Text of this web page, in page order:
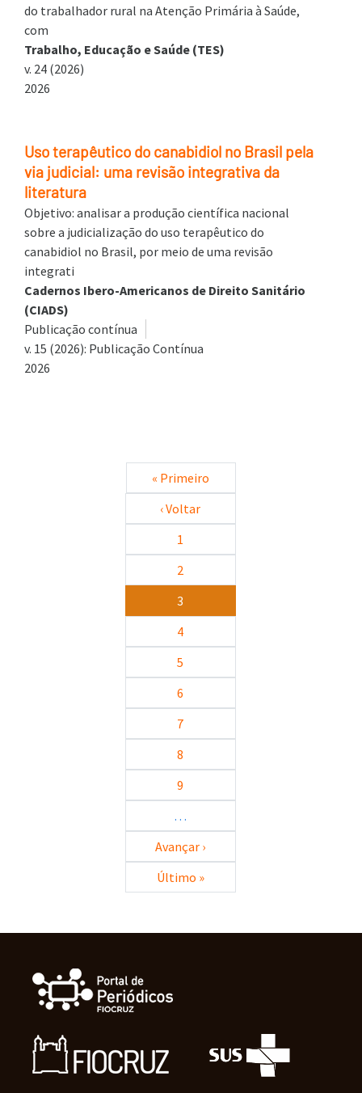
do trabalhador rural na Atenção Primária à Saúde,
com
Trabalho, Educação e Saúde (TES)
v. 24 (2026)
2026
Uso terapêutico do canabidiol no Brasil pela
via judicial: uma revisão integrativa da
literatura
Objetivo: analisar a produção científica nacional
sobre a judicialização do uso terapêutico do
canabidiol no Brasil, por meio de uma revisão
integrati
Cadernos Ibero-Americanos de Direito Sanitário
(CIADS)
Publicação contínua
v. 15 (2026): Publicação Contínua
2026
« Primeiro
‹ VoltarPágina anterior
1
2
3
4
5
6
7
8
9
…
Avançar ›Próxima página
Último »Última página